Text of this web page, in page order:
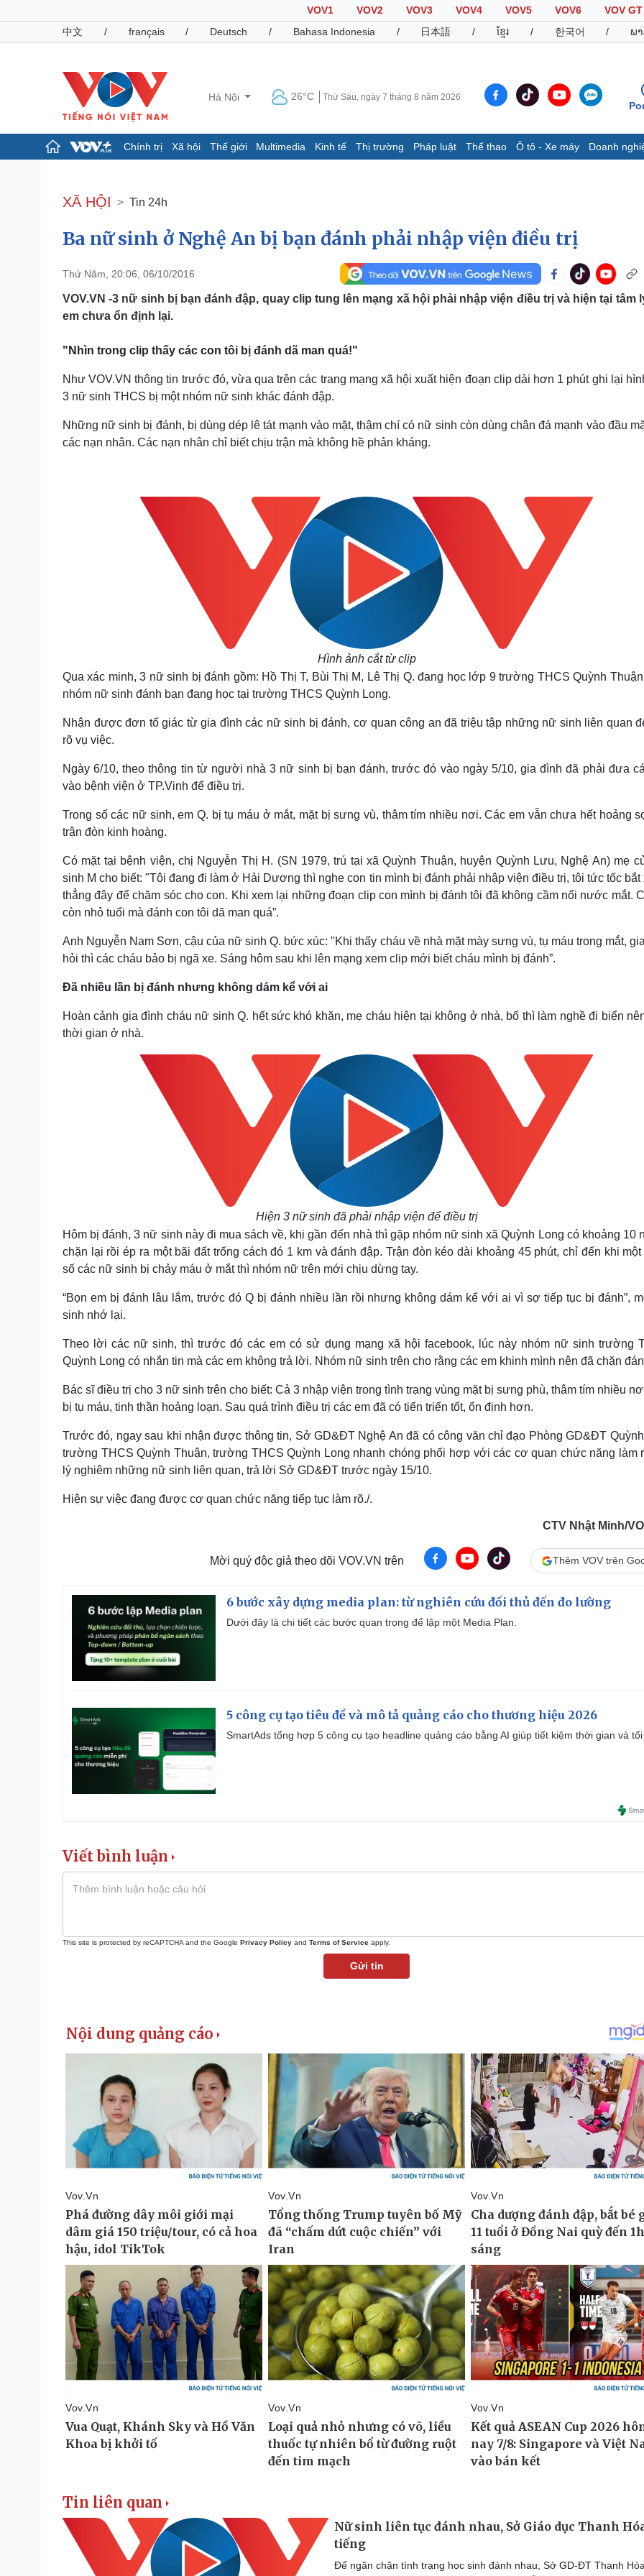
VOV1 VOV2 VOV3 VOV4 VOV5 VOV6
VOV GT
中文
/ français / Deutsch / Bahasa Indonesia / 日本語 / ខ្មែរ / 한국어 / ພ
Hà Nội 26°C Thứ Sáu, ngày 7 tháng 8 năm 2026
Chính trị Xã hội Thế giới Multimedia Kinh tế Thị trường Pháp luật Thể thao Ô tô - Xe máy Doanh
Đảng
Tổ chức nhân sự
Nhận diện sự thật
Dấu ấn VOV
E-Magazine
Infographic
Pháp luật
Vụ án
Tư vấn luật
Quân sự - Quốc phòng
Phân tích
Thể thao
Thế giới thể thao
Hậu trường
Ô tô - Xe máy
Sức khỏe
Dinh dưỡng - món ngon
Cây thuốc
Sản phụ khoa
Làm đẹp - giảm cân
Phòng mạch online
Ăn sạch sống khỏe
Đời sống
Nhà đẹp
Blog
Tình yêu - Gia đình
Sân khấu - Điện ảnh
Văn học
Âm nhạc
Nghệ sĩ
Thời trang
XÃ HỘI Tin 24h
Ba nữ sinh ở Nghệ An bị bạn đánh phải nhập viện điều trị
Thứ Năm, 20:06, 06/10/2016
VOV.VN -3 nữ sinh bị bạn đánh đập, quay clip tung lên mạng xã hội phải nhập viện điều trị và hiện tại tâm
em chưa ổn định lại.
"Nhìn trong clip thấy các con tôi bị đánh dã man quá!"
Như VOV.VN thông tin trước đó, vừa qua trên các trang mạng xã hội xuất hiện đoạn clip dài hơn 1 phút ghi lại
3 nữ sinh THCS bị một nhóm nữ sinh khác đánh đập.
Những nữ sinh bị đánh, bị dùng dép lê tát mạnh vào mặt, thậm chí có nữ sinh còn dùng chân đá mạnh vào đầu
các nạn nhân. Các nạn nhân chỉ biết chịu trận mà không hề phản kháng.
Hình ảnh cắt từ clip
Qua xác minh, 3 nữ sinh bị đánh gồm: Hồ Thị T, Bùi Thị M, Lê Thị Q. đang học lớp 9 trường THCS Quỳnh
nhóm nữ sinh đánh bạn đang học tại trường THCS Quỳnh Long.
Nhận được đơn tố giác từ gia đình các nữ sinh bị đánh, cơ quan công an đã triệu tập những nữ sinh liên quan
rõ vụ việc.
Ngày 6/10, theo thông tin từ người nhà 3 nữ sinh bị bạn đánh, trước đó vào ngày 5/10, gia đình đã phải đưa
vào bệnh viện ở TP.Vinh để điều trị.
Trong số các nữ sinh, em Q. bị tụ máu ở mắt, mặt bị sưng vù, thâm tím nhiều nơi. Các em vẫn chưa hết hoảng
trận đòn kinh hoàng.
Có mặt tại bệnh viện, chị Nguyễn Thị H. (SN 1979, trú tại xã Quỳnh Thuận, huyện Quỳnh Lưu, Nghệ An) mẹ
sinh M cho biết: "Tôi đang đi làm ở Hải Dương thì nghe con tin mình bị đánh phải nhập viện điều trị, tôi tức tốc bắt
thẳng đây để chăm sóc cho con. Khi xem lại những đoạn clip con mình bị đánh tôi đã không cầm nổi nước mắt.
còn nhỏ tuổi mà đánh con tôi dã man quá”.
Anh Nguyễn Nam Sơn, cậu của nữ sinh Q. bức xúc: "Khi thấy cháu về nhà mặt mày sưng vù, tụ máu trong mắt,
hỏi thì các cháu bảo bị ngã xe. Sáng hôm sau khi lên mạng xem clip mới biết cháu mình bị đánh”.
Đã nhiều lần bị đánh nhưng không dám kể với ai
Hoàn cảnh gia đình cháu nữ sinh Q. hết sức khó khăn, mẹ cháu hiện tại không ở nhà, bố thì làm nghề đi biển
thời gian ở nhà.
Hiện 3 nữ sinh đã phải nhập viện để điều trị
Hôm bị đánh, 3 nữ sinh này đi mua sách về, khi gần đến nhà thì gặp nhóm nữ sinh xã Quỳnh Long có khoảng 10
chặn lại rồi ép ra một bãi đất trống cách đó 1 km và đánh đập. Trận đòn kéo dài khoảng 45 phút, chỉ đến khi một
số các nữ sinh bị chảy máu ở mắt thì nhóm nữ trên mới chịu dừng tay.
“Bọn em bị đánh lâu lắm, trước đó Q bị đánh nhiều lần rồi nhưng không dám kể với ai vì sợ tiếp tục bị đánh”,
sinh nhớ lại.
Theo lời các nữ sinh, thì trước đó các em có sử dụng mạng xã hội facebook, lúc này nhóm nữ sinh trường
Quỳnh Long có nhắn tin mà các em không trả lời. Nhóm nữ sinh trên cho rằng các em khinh mình nên đã chặn
Bác sĩ điều trị cho 3 nữ sinh trên cho biết: Cả 3 nhập viện trong tình trạng vùng mặt bị sưng phù, thâm tím nhiều
bị tụ máu, tinh thần hoảng loạn. Sau quá trình điều trị các em đã có tiến triển tốt, ổn định hơn.
Trước đó, ngay sau khi nhận được thông tin, Sở GD&ĐT Nghệ An đã có công văn chỉ đạo Phòng GD&ĐT
trường THCS Quỳnh Thuận, trường THCS Quỳnh Long nhanh chóng phối hợp với các cơ quan chức năng làm
lý nghiêm những nữ sinh liên quan, trả lời Sở GD&ĐT trước ngày 15/10.
Hiện sự việc đang được cơ quan chức năng tiếp tục làm rõ./.
CTV Nhật Minh/
Mời quý độc giả theo dõi VOV.VN trên Thêm VOV trên
6 bước xây dựng media plan: từ nghiên cứu đối thủ đến đo lường
Dưới đây là chi tiết các bước quan trọng để lập một Media Plan.
5 công cụ tạo tiêu đề và mô tả quảng cáo cho thương hiệu 2026
SmartAds tổng hợp 5 công cụ tạo headline quảng cáo bằng AI giúp tiết kiệm thời gian và
Viết bình luận
This site is protected by reCAPTCHA and the Google Privacy Policy and Terms of Service apply.
Gửi tin
Tin liên quan
Nữ sinh liên tục đánh nhau, Sở Giáo dục Thanh
tiếng
Để ngăn chặn tình trạng học sinh đánh nhau, Sở GD-ĐT Thanh